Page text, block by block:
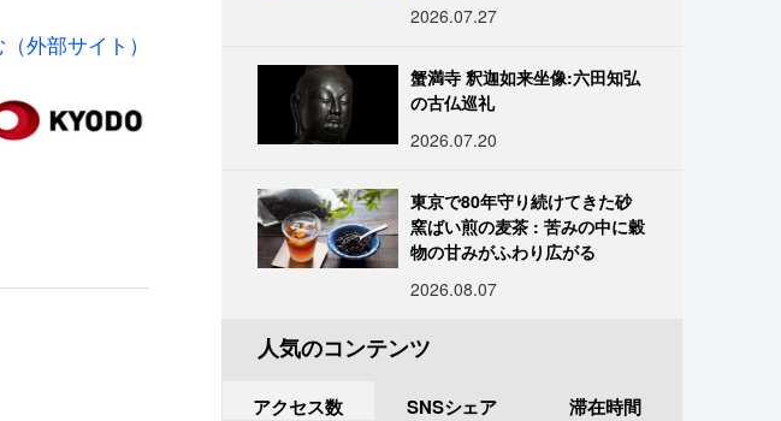
外部サイト）
2026.07.27
蟹満寺 釈迦如来坐像:六田知弘
の古仏巡礼
2026.07.20
東京で80年守り続けてきた砂
窯ばい煎の麦茶 : 苦みの中に穀
物の甘みがふわり広がる
2026.08.07
人気のコンテンツ
アクセス数 SNSシェア 滞在時間